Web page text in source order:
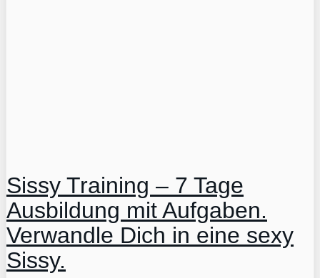
Sissy Training – 7 Tage
Ausbildung mit Aufgaben.
Verwandle Dich in eine sexy
Sissy.